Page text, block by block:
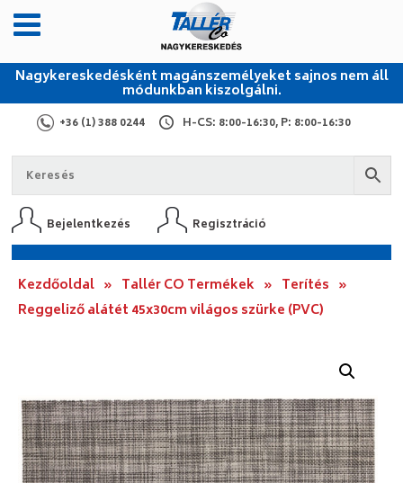
Nagykereskedésként magánszemélyeket sajnos nem áll
módunkban kiszolgálni.
+36 (1) 388 0244 H-CS: 8:00-16:30, P: 8:00-16:30
Bejelentkezés Regisztráció
Kezdőoldal » Tallér CO Termékek » Terítés »
Reggeliző alátét 45x30cm világos szürke (PVC)